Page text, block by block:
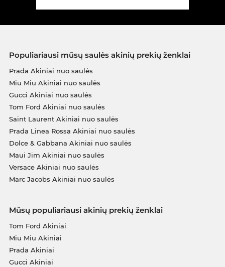
Populiariausi mūsų saulės akinių prekių ženklai
Prada Akiniai nuo saulės
Miu Miu Akiniai nuo saulės
Gucci Akiniai nuo saulės
Tom Ford Akiniai nuo saulės
Saint Laurent Akiniai nuo saulės
Prada Linea Rossa Akiniai nuo saulės
Dolce & Gabbana Akiniai nuo saulės
Maui Jim Akiniai nuo saulės
Versace Akiniai nuo saulės
Marc Jacobs Akiniai nuo saulės
Mūsų populiariausi akinių prekių ženklai
Tom Ford Akiniai
Miu Miu Akiniai
Prada Akiniai
Gucci Akiniai